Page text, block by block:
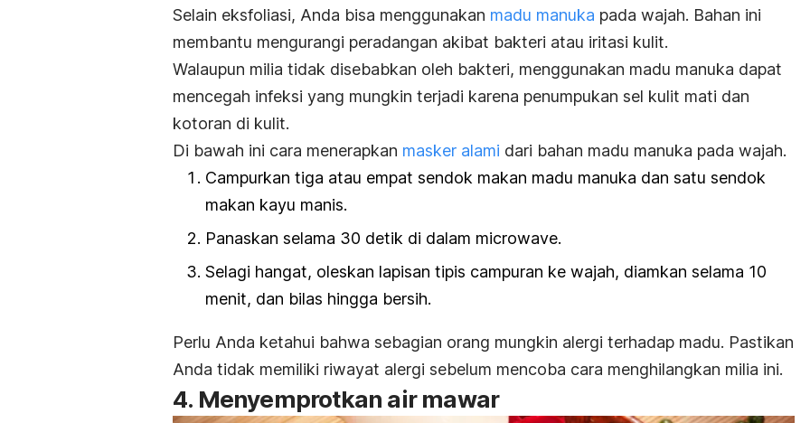
Selain eksfoliasi, Anda bisa menggunakan madu manuka pada wajah. Bahan ini
membantu mengurangi peradangan akibat bakteri atau iritasi kulit.
Walaupun milia tidak disebabkan oleh bakteri, menggunakan madu manuka dapat
mencegah infeksi yang mungkin terjadi karena penumpukan sel kulit mati dan
kotoran di kulit.
Di bawah ini cara menerapkan masker alami dari bahan madu manuka pada wajah.
Campurkan tiga atau empat sendok makan madu manuka dan satu sendok
makan kayu manis.
Panaskan selama 30 detik di dalam microwave.
Selagi hangat, oleskan lapisan tipis campuran ke wajah, diamkan selama 10
menit, dan bilas hingga bersih.
Perlu Anda ketahui bahwa sebagian orang mungkin alergi terhadap madu. Pastikan
Anda tidak memiliki riwayat alergi sebelum mencoba cara menghilangkan milia ini.
4. Menyemprotkan air mawar